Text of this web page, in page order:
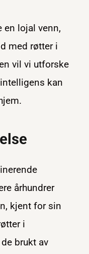
en lojal venn,
med røtter i
vil vi utforske
kan
århundrer
kjent for sin
i
brukt av